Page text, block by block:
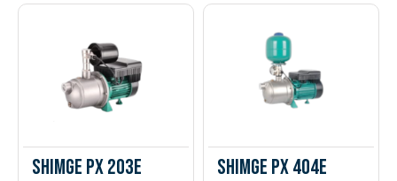
Shimge PX 203E Shimge PX 404E